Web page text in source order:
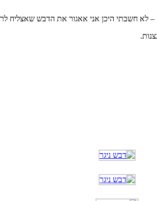
– לא חשבתי היכן אני אאגור את הדבש שאצליח